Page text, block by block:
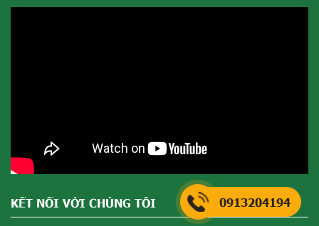
0913204194
KẾT NỐI VỚI CHÚNG TÔI